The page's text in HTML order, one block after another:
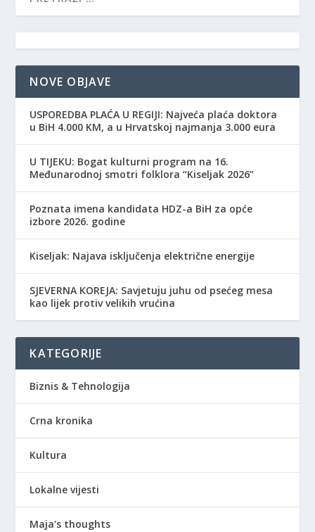
NOVE OBJAVE
USPOREDBA PLAĆA U REGIJI: Najveća plaća doktora
u BiH 4.000 KM, a u Hrvatskoj najmanja 3.000 eura
​U TIJEKU: Bogat kulturni program na 16.
Međunarodnoj smotri folklora “Kiseljak 2026”
Poznata imena kandidata HDZ-a BiH za opće
izbore 2026. godine
Kiseljak: Najava isključenja električne energije
SJEVERNA KOREJA: Savjetuju juhu od psećeg mesa
kao lijek protiv velikih vrućina
KATEGORIJE
Biznis & Tehnologija
Crna kronika
Kultura
Lokalne vijesti
Maja's thoughts